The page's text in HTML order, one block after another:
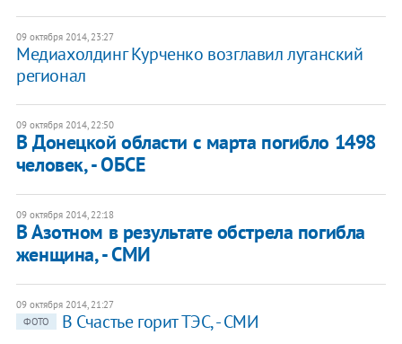
09 октября 2014, 23:27
Медиахолдинг Курченко возглавил луганский
регионал
09 октября 2014, 22:50
В Донецкой области с марта погибло 1498
человек, - ОБСЕ
09 октября 2014, 22:18
В Азотном в результате обстрела погибла
женщина, - СМИ
09 октября 2014, 21:27
ФОТО
В Счастье горит ТЭС, - СМИ